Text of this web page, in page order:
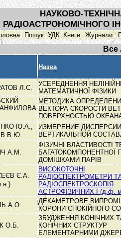
НАУКОВО-
РАДІОАСТРОНОМІЧНОГО
Пошук УДК Книги Журнали
Все
Назва
Л.С.
УСЕРЕДНЕННЯ
МАТЕМАТИЧНОЇ ФІЗИКИ
МЕТОДИКА
ВЕКТОРА СКОРОСТИ
ПОВЕРХНОСТЬЮ
Ю.А.,
В.Ю.
ИЗМЕРЕНИЕ ДИСПЕРСИИ
ВЕРТИКАЛЬНОЙ
А.М.
ФІЗИЧНІ ВЛАСТИВОСТІ
БАГАТОКОМПОНЕНТНОЇ
ДОМІШКАМИ ПАРІВ
Є.А.
ВИСОКОТОЧНІ
РАДІОСПЕКТРОМЕТРИ
РАДІОСПЕКТРОСКОПІЯ
АСТРОФІЗИЧНИХ І (д.ф.-
А.О.
ДЕКАМЕТРОВЕ
КОРОНИ СПОКІЙНОГО
О.Б.
ЗБУДЖЕННЯ КОНІЧНИХ
КОНІЧНИХ СТРУКТУР
ЕЛЕМЕНТАРНИМИ